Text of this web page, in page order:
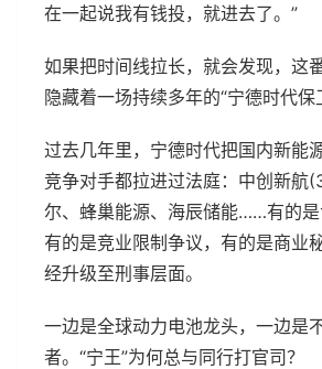
在一起说我有钱投，就进去了。”
如果把时间线拉长，就会发现，这
隐藏着一场持续多年的“宁德时代保
过去几年里，宁德时代把国内新能
竞争对手都拉进过法庭：中创新航
尔、蜂巢能源、海辰储能……有的是
有的是竞业限制争议，有的是商业
经升级至刑事层面。
一边是全球动力电池龙头，一边是
者。“宁王”为何总与同行打官司？